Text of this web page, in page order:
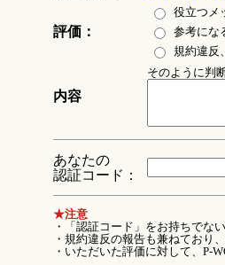
評価：
役立つメ
参考にな
規約違反
内容
そのように判
あなたの
認証コード：
★注意
・「認証コード」をお持ちでな
・規約違反の報告も兼ねており
・いただいた評価に対して、P-